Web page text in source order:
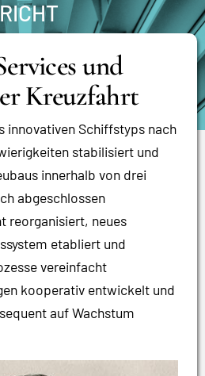
und
Kreuzfahrt
innovativen Schiffstyps nach
stabilisiert und
innerhalb von drei
abgeschlossen
reorganisiert, neues
etabliert und
vereinfacht
kooperativ entwickelt und
auf Wachstum